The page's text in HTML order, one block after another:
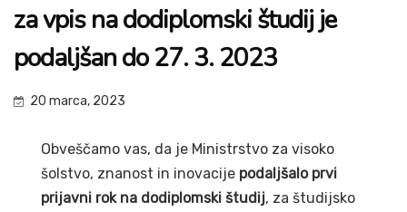
za vpis na dodiplomski študij je
podaljšan do 27. 3. 2023
20 marca, 2023
Obveščamo vas, da je Ministrstvo za visoko
šolstvo, znanost in inovacije podaljšalo prvi
prijavni rok na dodiplomski študij, za študijsko